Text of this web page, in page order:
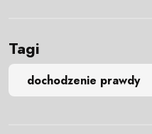
Tagi
dochodzenie prawdy